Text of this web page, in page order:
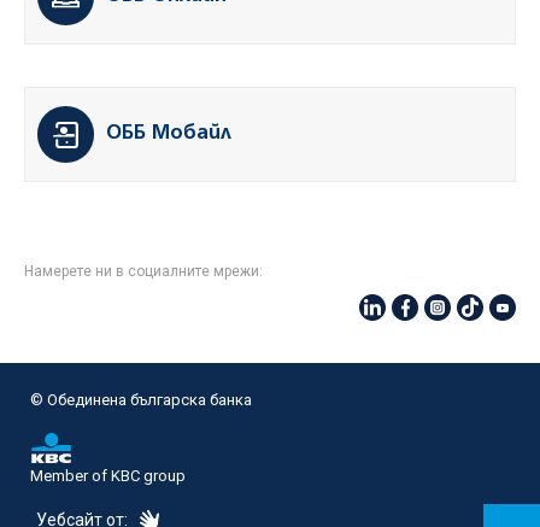
ОББ Мобайл
Намерете ни в социалните мрежи:
© Oбединена българска банка
Member of KBC group
Уебсайт от: eDesign